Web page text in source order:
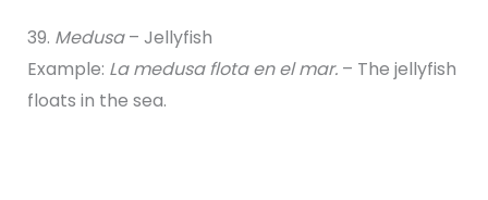
39. Medusa– Jellyfish
Example: La medusa flota en el mar.– The jellyfish
floats in the sea.